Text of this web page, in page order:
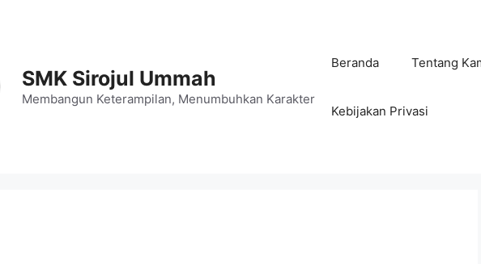
SMK Sirojul Ummah
Membangun Keterampilan, Menumbuhkan Karakter
Beranda Tentang
Kebijakan Privasi